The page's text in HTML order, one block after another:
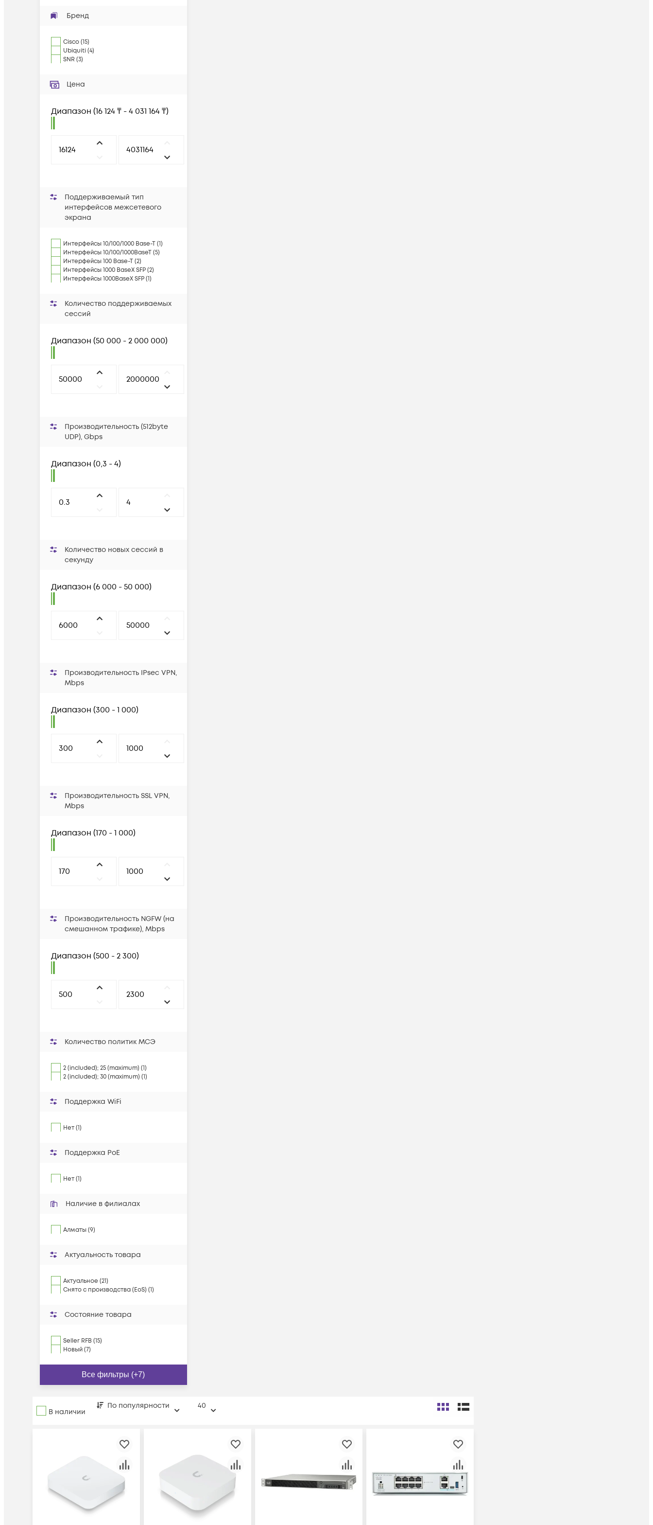
Бренд
Cisco(15)
Ubiquiti (4)
SNR (3)
Цена
Диапазон (16 124 ₸ - 4 031 164 ₸)
Поддерживаемый тип
интерфейсов межсетевого
экрана
Интерфейсы 10/100/1000 Base-T (1)
Интерфейсы 10/100/1000BaseT (5)
Интерфейсы 100 Base-T (2)
Интерфейсы 1000 BaseX SFP (2)
Интерфейсы 1000BaseX SFP (1)
Количество поддерживаемых
сессий
Диапазон (50 000 - 2 000 000)
Производительность (512byte
UDP), Gbps
Диапазон (0,3 - 4)
Количество новых сессий в
секунду
Диапазон (6 000 - 50 000)
Производительность IPsec VPN,
Mbps
Диапазон (300 - 1 000)
Производительность SSL VPN,
Mbps
Диапазон (170 - 1 000)
Производительность NGFW (на
смешанном трафике), Mbps
Диапазон (500 - 2 300)
Количество политик МСЭ
2 (included); 25 (maximum) (1)
2 (included); 30 (maximum) (1)
Поддержка WiFi
Нет (1)
Поддержка PoE
Нет (1)
Наличие в филиалах
Алматы (9)
Актуальность товара
Актуальное (21)
Снято с производства (EoS) (1)
Состояние товара
Seller RFB (15)
Новый (7)
Все фильтры (+7)
В наличии
По популярности 40